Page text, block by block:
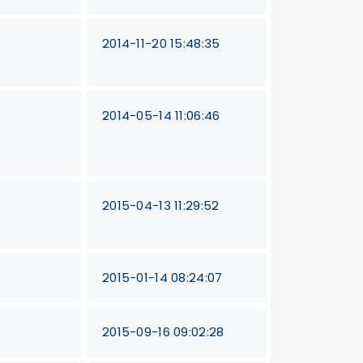
2014-11-20 15:48:35
2014-05-14 11:06:46
2015-04-13 11:29:52
2015-01-14 08:24:07
2015-09-16 09:02:28